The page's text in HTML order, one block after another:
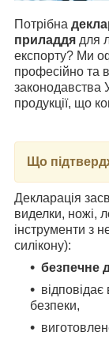
Потрібна
приладдя для
експорту? Ми
професійно та
законодавства
продукції, що
Що
Декларація
виделки, ножі,
інструменти з
силікону):
безпечне
відповідає
безпеки,